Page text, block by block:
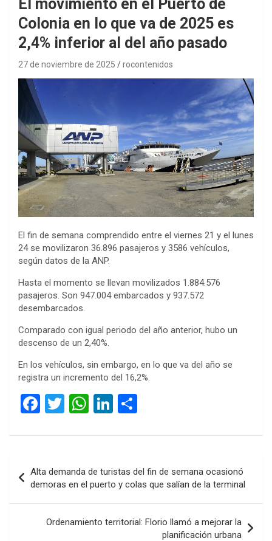
El movimiento en el Puerto de
Colonia en lo que va de 2025 es
2,4% inferior al del año pasado
27 de noviembre de 2025 rocontenidos
El fin de semana comprendido entre el viernes 21 y el lunes
24 se movilizaron 36.896 pasajeros y 3586 vehículos,
según datos de la ANP.
Hasta el momento se llevan movilizados 1.884.576
pasajeros. Son 947.004 embarcados y 937.572
desembarcados.
Comparado con igual periodo del año anterior, hubo un
descenso de un 2,40%.
En los vehículos, sin embargo, en lo que va del año se
registra un incremento del 16,2%.
F
ce
o
o
k
T
tt
er
W
at
s
A
p
p
Li
ke
n
m
p
ar
tir
de
entradas
Alta demanda de turistas del fin de semana ocasionó
demoras en el puerto y colas que salían de la terminal
Ordenamiento territorial: Florio llamó a mejorar la
planificación urbana